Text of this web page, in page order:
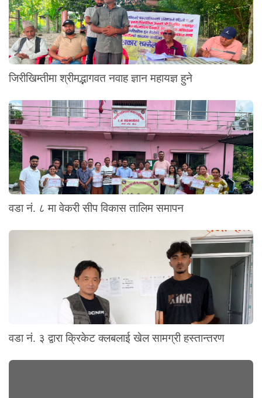
जिरीखिम्तीमा श्रीमद्भागवत नवाह ज्ञान महायज्ञ हुने
वडा नं. ८ मा वेकरी सीप विकास तालिम समापन
वडा नं. ३ द्वारा क्रिकेट क्लबलाई खेल सामग्री हस्तान्तरण